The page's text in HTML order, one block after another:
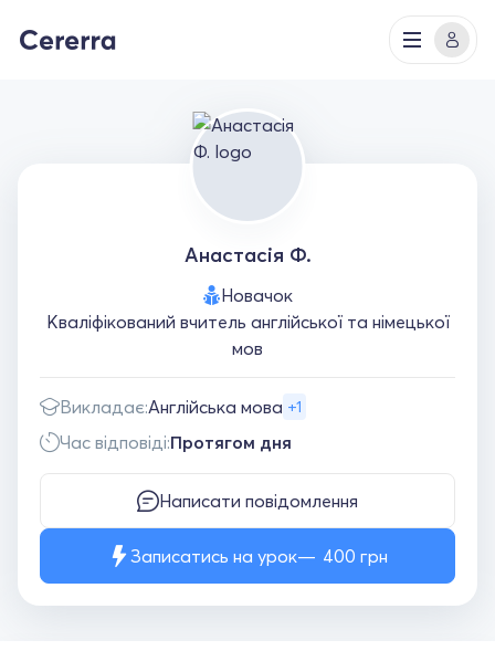
Анастасія Ф.
Новачок
Кваліфікований вчитель англійської та німецької
мов
Викладає:Англійська мова +1
Час відповіді:Протягом дня
Написати повідомлення
Записатись на урок 400 грн